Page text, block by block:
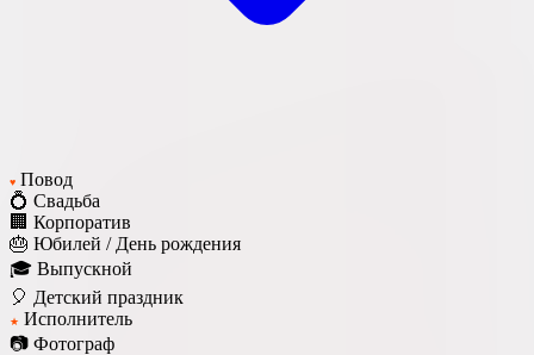
♥ Повод
💍 Свадьба
🏢 Корпоратив
🎂 Юбилей / День рождения
🎓 Выпускной
🎈 Детский праздник
★ Исполнитель
📷 Фотограф